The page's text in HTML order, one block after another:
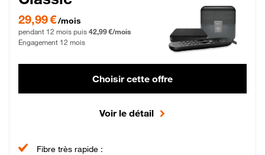
29,99 € par mois pendant 12 mois puis 42,99 € par mois, Engagement 12 mois
29,99 €/mois
pendant 12 mois puis 42,99 €/mois
Engagement 12 mois
Choisir cette offre
Voir le détail
Fibre très rapide :